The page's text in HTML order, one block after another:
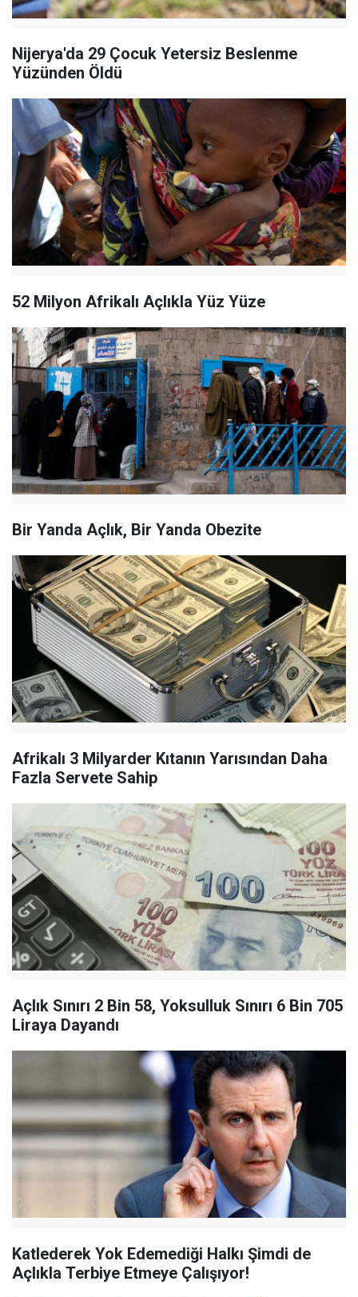
Nijerya'da 29 Çocuk Yetersiz Beslenme
Yüzünden Öldü
52 Milyon Afrikalı Açlıkla Yüz Yüze
Bir Yanda Açlık, Bir Yanda Obezite
Afrikalı 3 Milyarder Kıtanın Yarısından Daha
Fazla Servete Sahip
Açlık Sınırı 2 Bin 58, Yoksulluk Sınırı 6 Bin 705
Liraya Dayandı
Katlederek Yok Edemediği Halkı Şimdi de
Açlıkla Terbiye Etmeye Çalışıyor!